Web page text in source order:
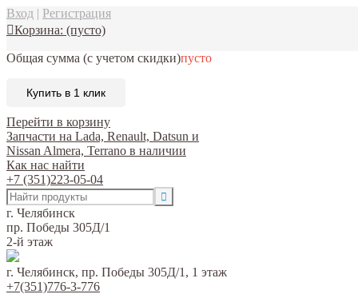
Вход | Регистрация
Корзина: (пусто)
Общая сумма (с учетом скидки)пусто
Купить в 1 клик
Перейти в корзину
Запчасти на Lada, Renault, Datsun и
Nissan Almera, Terrano в наличии
Как нас найти
+7 (351)223-05-04
г. Челябинск
пр. Победы 305Д/1
2-й этаж
г. Челябинск, пр. Победы 305Д/1, 1 этаж
+7(351)776-3-776